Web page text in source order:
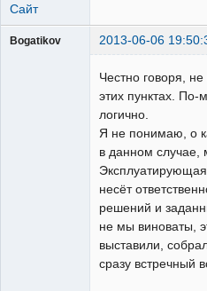
Сайт
Bogatikov 2013-06-06
Честно говоря,
этих пунктах. По-
логично.
Я не понимаю, о
в данном случае,
несёт
решений и
не мы виноваты,
выставили,
сразу встречный